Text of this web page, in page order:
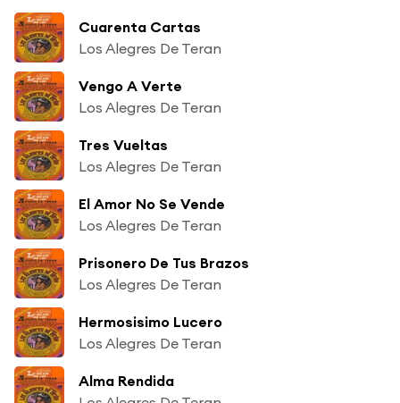
Cuarenta Cartas
Los Alegres De Teran
Vengo A Verte
Los Alegres De Teran
Tres Vueltas
Los Alegres De Teran
El Amor No Se Vende
Los Alegres De Teran
Prisonero De Tus Brazos
Los Alegres De Teran
Hermosisimo Lucero
Los Alegres De Teran
Alma Rendida